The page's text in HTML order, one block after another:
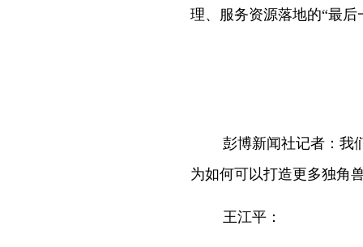
理、服务资源落地的“最
彭博新闻社记者：我
为如何可以打造更多独角
王江平：